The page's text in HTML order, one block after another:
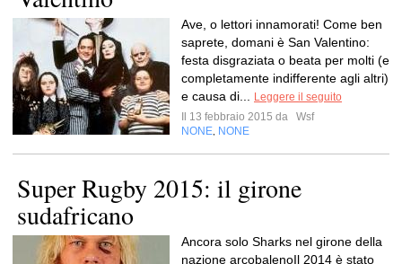
Ave, o lettori innamorati! Come ben
saprete, domani è San Valentino:
festa disgraziata o beata per molti (e
completamente indifferente agli altri)
e causa di...
Leggere il seguito
Il 13 febbraio 2015 da
Wsf
NONE NONE
Super Rugby 2015: il girone
sudafricano
Ancora solo Sharks nel girone della
nazione arcobalenoIl 2014 è stato